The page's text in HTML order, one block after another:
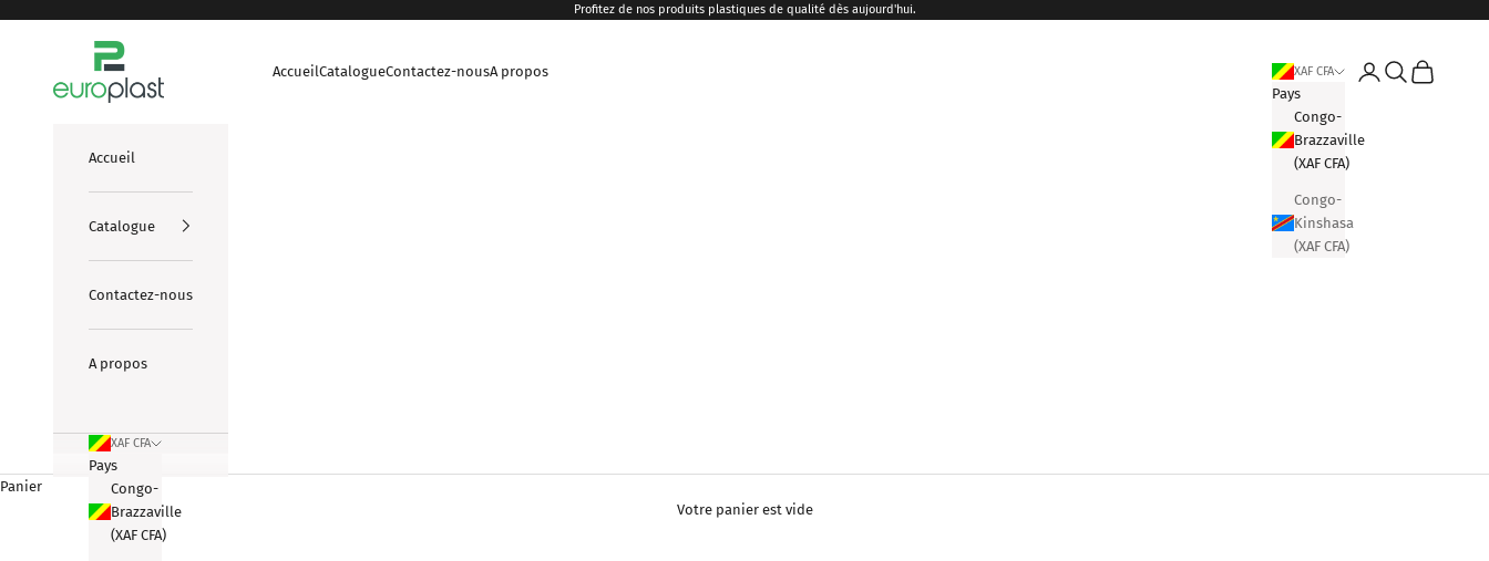
Profitez de nos produits plastiques de qualité dès aujourd'hui.
europlasts
AccueilCatalogueContactez-nousA propos XAF CFA
Pays
Congo-
Brazzaville
(XAF CFA)
Congo-
Kinshasa
(XAF CFA)
Connexion
Recherche
Panier
Accueil
Catalogue
Contactez-nous
A propos
XAF CFA
Pays
Congo-
Brazzaville
(XAF CFA)
Panier
Votre panier est vide